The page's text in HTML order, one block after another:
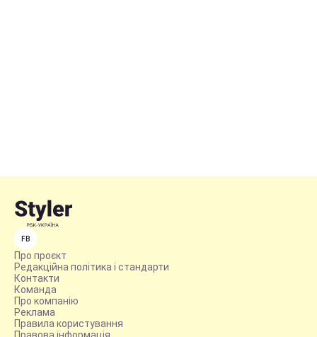
FB
Про проєкт
Редакційна політика і стандарти
Контакти
Команда
Про компанію
Реклама
Правила користування